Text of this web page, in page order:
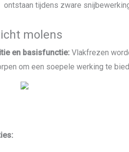
ontstaan ​​tijdens zware
molens
en basisfunctie:Vlakfrezen
om een ​​soepele werking te